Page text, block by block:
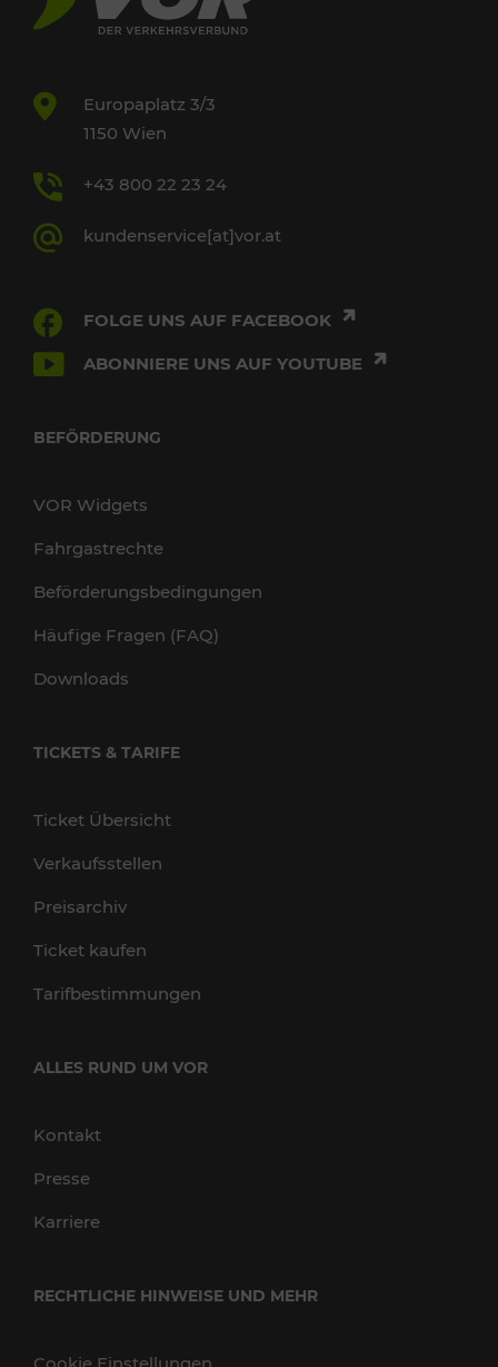
Europaplatz 3/3
1150 Wien
+43 800 22 23 24
kundenservice[at]vor.at
FOLGE UNS AUF FACEBOOK
ABONNIERE UNS AUF YOUTUBE
BEFÖRDERUNG
VOR Widgets
Fahrgastrechte
Beförderungsbedingungen
Häufige Fragen (FAQ)
Downloads
TICKETS & TARIFE
Ticket Übersicht
Verkaufsstellen
Preisarchiv
Ticket kaufen
Tarifbestimmungen
ALLES RUND UM VOR
Kontakt
Presse
Karriere
RECHTLICHE HINWEISE UND MEHR